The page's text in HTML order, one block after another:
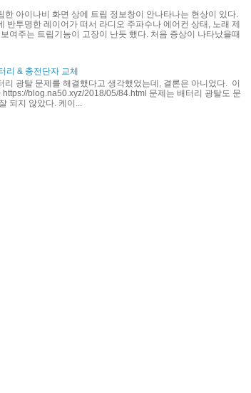
한 아이나비 화면 상에 트립 정보창이 안나타나는 현상이 있다.
반투명한 레이어가 떠서 라디오 주파수나 에어컨 상태, 노래 제
여주는 트립기능이 고장이 난듯 했다. 처음 증상이 나타났을때
리 & 충전단자 교체
리 광탈 문제를 해결했다고 생각했었는데, 결론은 아니었다. 이
https://blog.na50.xyz/2018/05/84.html 문제는 배터리 광탈도 문
되지 않았다. 케이...